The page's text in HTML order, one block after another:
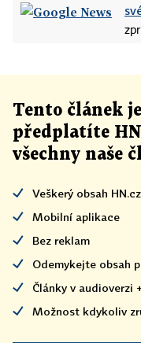
Tento článek je
předplatíte
všechny naše
Veškerý obsah HN.cz
Mobilní aplikace
Bez reklam
Odemykejte obsah
Články v audioverzi
Možnost kdykoliv